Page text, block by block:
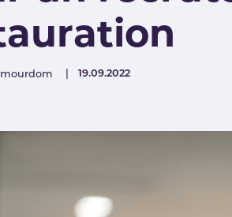
Published
19.09.2022